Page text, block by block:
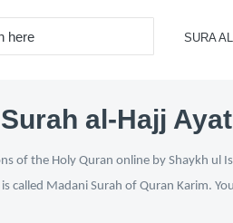
SURA
Surah al-Hajj
of the Holy Quran online by Shaykh
called Madani Surah of Quran Karim.